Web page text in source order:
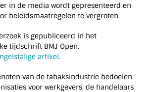
in de media wordt gepresenteerd en
beleidsmaatregelen te vergroten.
is gepubliceerd in het
tijdschrift BMJ Open.
artikel.
van de tabaksindustrie bedoelen
voor werkgevers, de handelaars